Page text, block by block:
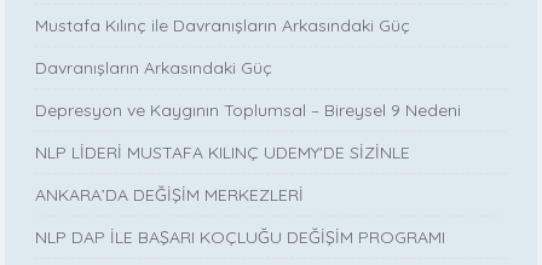
Mustafa Kılınç ile Davranışların Arkasındaki Güç
Davranışların Arkasındaki Güç
Depresyon ve Kaygının Toplumsal – Bireysel 9 Nedeni
NLP LİDERİ MUSTAFA KILINÇ UDEMY'DE SİZİNLE
ANKARA’DA DEĞİŞİM MERKEZLERİ
NLP DAP İLE BAŞARI KOÇLUĞU DEĞİŞİM PROGRAMI